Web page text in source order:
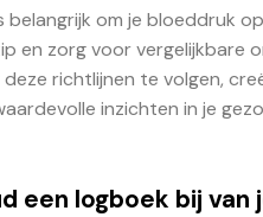
belangrijk om je bloeddruk
en zorg voor vergelijkbare
richtlijnen te volgen,
inzichten in je
een logboek bij